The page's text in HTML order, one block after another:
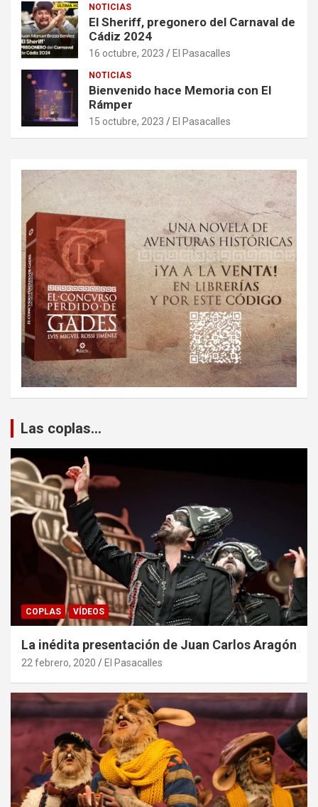
NOTICIAS
El Sheriff, pregonero del Carnaval de
Cádiz 2024
16 octubre, 2023 El Pasacalles
NOTICIAS
Bienvenido hace Memoria con El
Rámper
15 octubre, 2023 El Pasacalles
Las coplas...
COPLAS VÍDEOS
La inédita presentación de Juan Carlos Aragón
22 febrero, 2020 El Pasacalles